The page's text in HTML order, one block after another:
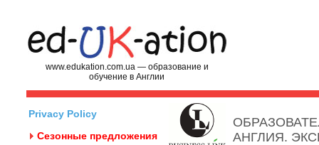
www.edukation.com.ua — образование и
обучение в Англии
Privacy Policy
Сезонные предложения
АНГЛИЯ.